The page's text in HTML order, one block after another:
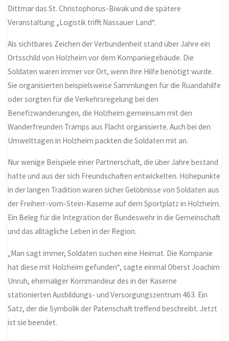
Dittmar das St. Christophorus-Biwak und die spätere
Veranstaltung „Logistik trifft Nassauer Land“.
Als sichtbares Zeichen der Verbundenheit stand über Jahre ein
Ortsschild von Holzheim vor dem Kompaniegebäude. Die
Soldaten waren immer vor Ort, wenn ihre Hilfe benötigt wurde.
Sie organisierten beispielsweise Sammlungen für die Ruandahilfe
oder sorgten für die Verkehrsregelung bei den
Benefizwanderungen, die Holzheim gemeinsam mit den
Wanderfreunden Tramps aus Flacht organisierte. Auch bei den
Umwelttagen in Holzheim packten die Soldaten mit an.
Nur wenige Beispiele einer Partnerschaft, die über Jahre bestand
hatte und aus der sich Freundschaften entwickelten. Höhepunkte
in der langen Tradition waren sicher Gelöbnisse von Soldaten aus
der Freiherr-vom-Stein-Kaserne auf dem Sportplatz in Holzheim.
Ein Beleg für die Integration der Bundeswehr in die Gemeinschaft
und das alltägliche Leben in der Region.
„Man sagt immer, Soldaten suchen eine Heimat. Die Kompanie
hat diese mit Holzheim gefunden“, sagte einmal Oberst Joachim
Unruh, ehemaliger Kommandeur des in der Kaserne
stationierten Ausbildungs- und Versorgungszentrum 463. Ein
Satz, der die Symbolik der Patenschaft treffend beschreibt. Jetzt
ist sie beendet.